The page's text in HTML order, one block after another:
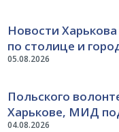
05.08.2026
Новости
по столице и
04.08.2026
Польского
Харькове, МИД